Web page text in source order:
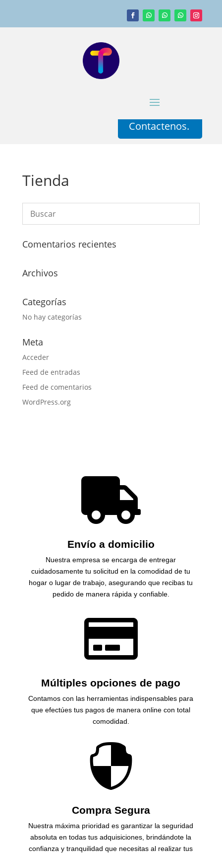
Contactenos.
Tienda
Comentarios recientes
Archivos
Categorías
No hay categorías
Meta
Acceder
Feed de entradas
Feed de comentarios
WordPress.org

Envío a domicilio
Nuestra empresa se encarga de entregar
cuidadosamente tu solicitud en la comodidad de tu
hogar o lugar de trabajo, asegurando que recibas tu
pedido de manera rápida y confiable.

Múltiples opciones de pago
Contamos con las herramientas indispensables para
que efectúes tus pagos de manera online con total
comodidad.

Compra Segura
Nuestra máxima prioridad es garantizar la seguridad
absoluta en todas tus adquisiciones, brindándote la
confianza y tranquilidad que necesitas al realizar tus